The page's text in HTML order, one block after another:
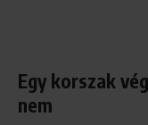
Egy korszak
nem